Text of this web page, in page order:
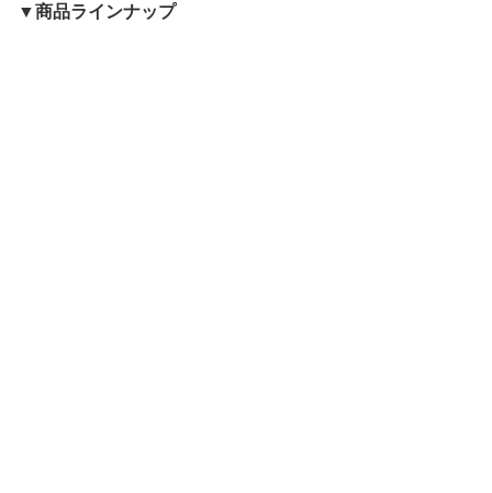
▼商品ラインナップ